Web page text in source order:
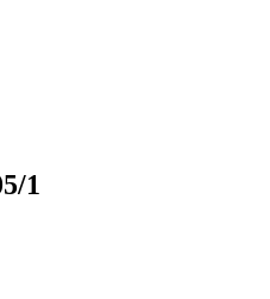
1